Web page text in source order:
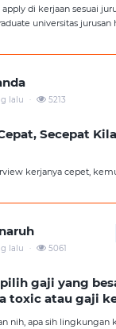
di kerjaan sesuai
universitas
jurusan.
lalu . 5213
Secepat
kerjanya cepet,
kakak-kakak
lalu . 5061
gaji yang
toxic atau gaji
nih, apa sih lingkungan